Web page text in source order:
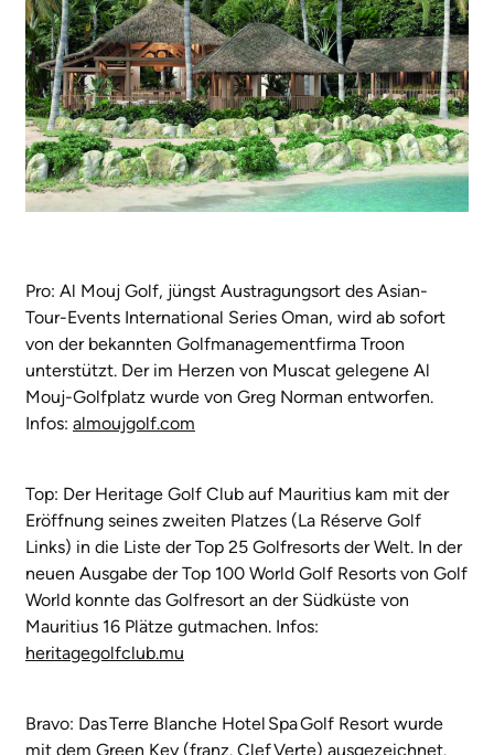
Pro: Al Mouj Golf, jüngst Austragungsort des Asian-
Tour-Events International Series Oman, wird ab sofort
von der bekannten Golfmanagementfirma Troon
unterstützt. Der im Herzen von Muscat gelegene Al
Mouj-Golfplatz wurde von Greg Norman entworfen.
Infos: almoujgolf.com
Top: Der Heritage Golf Club auf Mauritius kam mit der
Eröffnung seines zweiten Platzes (La Réserve Golf
Links) in die Liste der Top 25 Golfresorts der Welt. In der
neuen Ausgabe der Top 100 World Golf Resorts von Golf
World konnte das Golfresort an der Südküste von
Mauritius 16 Plätze gutmachen. Infos:
heritagegolfclub.mu
Bravo: Das Terre Blanche Hotel Spa Golf Resort wurde
mit dem Green Key (franz. Clef Verte) ausgezeichnet.